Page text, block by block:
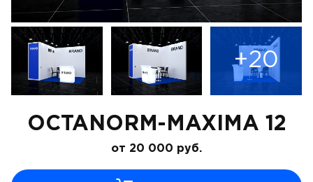
+20
OCTANORM-MAXIMA 12
от 20 000 руб.